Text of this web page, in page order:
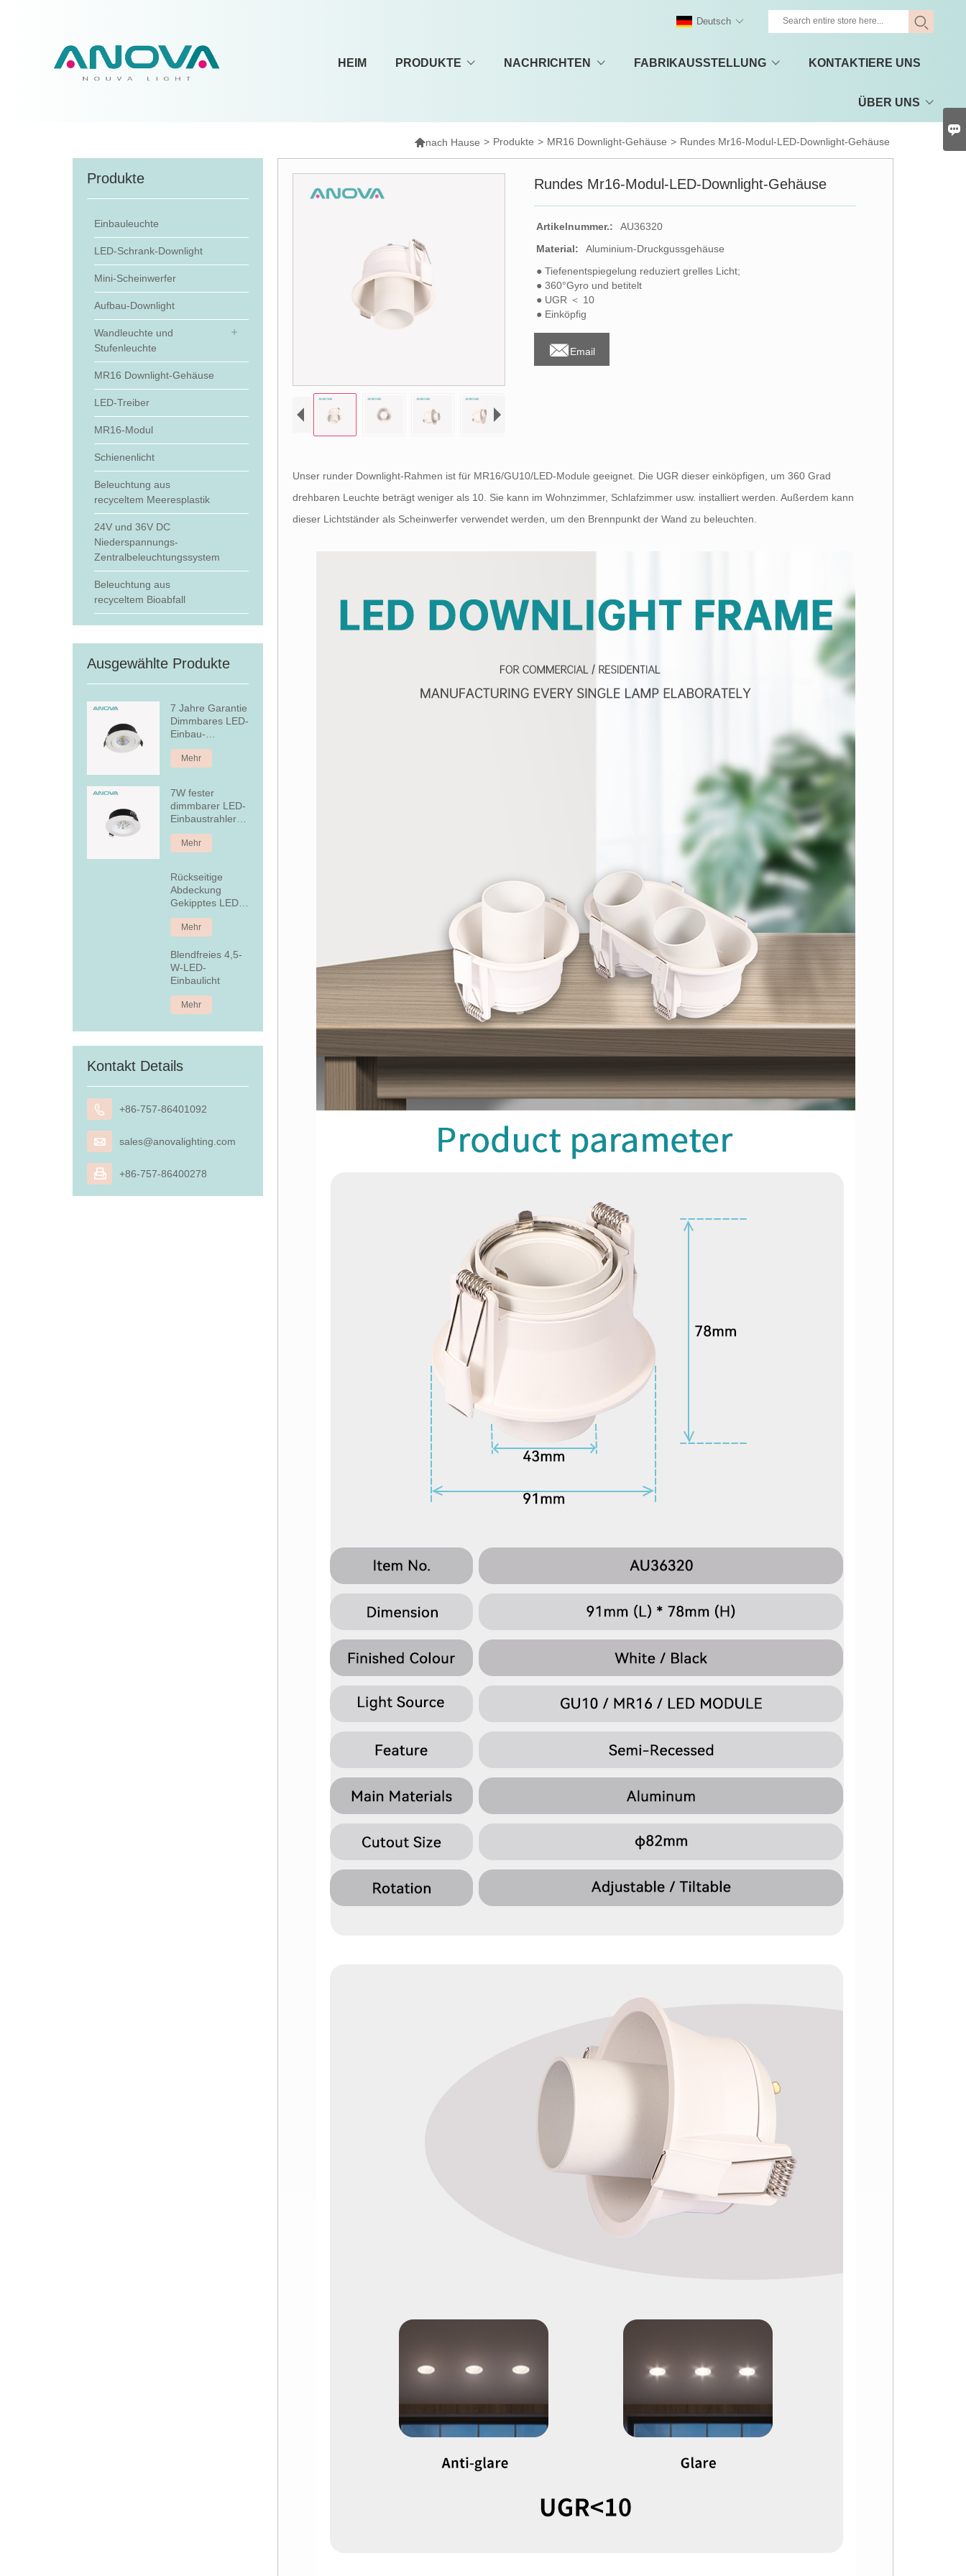
HEIM PRODUKTE NACHRICHTEN FABRIKAUSSTELLUNG KONTAKTIERE UNS
ÜBER UNS
Deutsch
nach Hause > Produkte > MR16 Downlight-Gehäuse > Rundes Mr16-Modul-LED-Downlight-Gehäuse
Produkte
Einbauleuchte
LED-Schrank-Downlight
Mini-Scheinwerfer
Aufbau-Downlight
Wandleuchte und
Stufenleuchte
MR16 Downlight-Gehäuse
LED-Treiber
MR16-Modul
Schienenlicht
Beleuchtung aus
recyceltem Meeresplastik
24V und 36V DC
Niederspannungs-
Zentralbeleuchtungssystem
Beleuchtung aus
recyceltem Bioabfall
Ausgewählte Produkte
7 Jahre Garantie
Dimmbares LED-
Einbau-
Downlight
Mehr
7W fester
dimmbarer LED-
Einbaustrahler
aus Aluminium
Mehr
Rückseitige
Abdeckung
Gekipptes LED-
Einbau-
Downlight
Mehr
Blendfreies 4,5-
W-LED-
Einbaulicht
Mehr
Kontakt Details
 +86-757-86401092
 sales@anovalighting.com
 +86-757-86400278
Rundes Mr16-Modul-LED-Downlight-Gehäuse
Artikelnummer.:
AU36320
Material:
Aluminium-Druckgussgehäuse
● Tiefenentspiegelung reduziert grelles Licht;
● 360°Gyro und betitelt
● UGR ＜ 10
● Einköpfig
Email
Unser runder Downlight-Rahmen ist für MR16/GU10/LED-Module geeignet. Die UGR dieser einköpfigen, um 360 Grad
drehbaren Leuchte beträgt weniger als 10. Sie kann im Wohnzimmer, Schlafzimmer usw. installiert werden. Außerdem kann
dieser Lichtständer als Scheinwerfer verwendet werden, um den Brennpunkt der Wand zu beleuchten.
